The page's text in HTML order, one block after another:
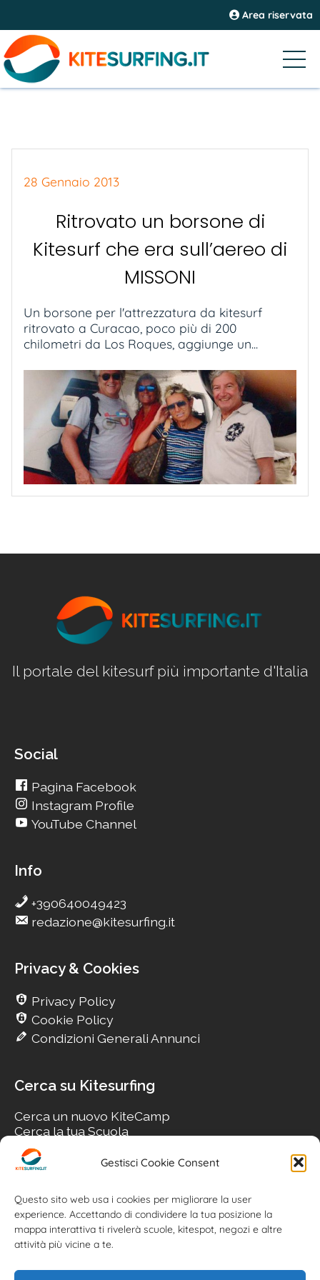
Gestisci Cookie Consent
Questo sito web usa i cookies per migliorare la user
experience. Accettando di condividere la tua posizione la
mappa interattiva ti rivelerà scuole, kitespot, negozi e altre
attività più vicine a te.
Area riservata
28 Gennaio 2013
Ritrovato un borsone di
Kitesurf che era sull’aereo di
MISSONI
Un borsone per l'attrezzatura da kitesurf
ritrovato a Curacao, poco più di 200
chilometri da Los Roques, aggiunge un...
Il portale del kitesurf più importante d'Italia
Social
Pagina Facebook
Instagram Profile
YouTube Channel
Info
+390640049423
redazione@kitesurfing.it
Privacy & Cookies
Privacy Policy
Cookie Policy
Condizioni Generali Annunci
Cerca su Kitesurfing
Cerca un nuovo KiteCamp
Cerca la tua Scuola
Cerca il tuo KiteSpot
Cerca Accommodation